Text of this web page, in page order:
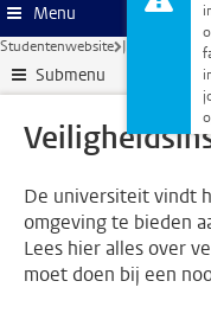
Menu
Studentenwebsite Je opleiding
Submenu
De universiteit vindt
omgeving te bieden
Lees hier alles over
moet doen bij een